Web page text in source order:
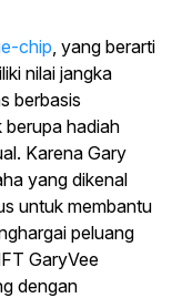
chip, yang berarti
nilai jangka
berbasis
berupa hadiah
Karena Gary
yang dikenal
untuk membantu
peluang
GaryVee
dengan